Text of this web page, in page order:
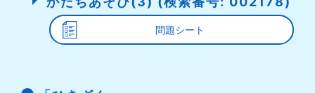
問題シート